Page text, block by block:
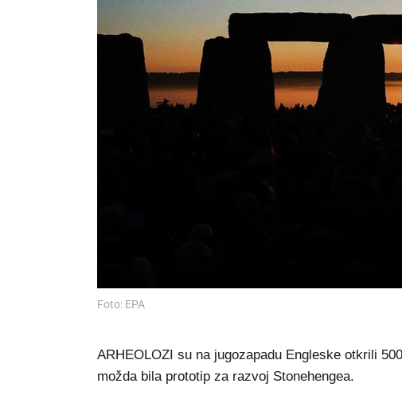
Foto: EPA
ARHEOLOZI su na jugozapadu Engleske otkrili
možda bila prototip za razvoj Stonehengea.